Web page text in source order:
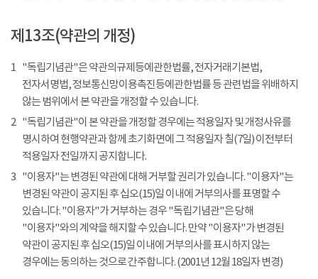
제13조(약관의 개정)
1 "독립기념관"은 약관의규제등에관한법률, 전자거래기본법,
전자서명법, 정보통신망이용촉진등에관한법률 등 관련법을 위배하지
않는 범위에서 본 약관을 개정할 수 있습니다.
2 "독립기념관"이 본 약관을 개정할 경우에는 적용일자 및 개정사유를
명시하여 현행약관과 함께 초기화면에 그 적용일자 칠(7일) 이전부터
적용일자 전일까지 공지합니다.
3 "이용자"는 변경된 약관에 대해 거부할 권리가 있습니다. "이용자"는
변경된 약관이 공지된 후 십오(15)일 이내에 거부의사를 표명할 수
있습니다. "이용자"가 거부하는 경우 "독립기념관"은 당해
"이용자"와의 계약을 해지할 수 있습니다. 만약 "이용자"가 변경된
약관이 공지된 후 십오(15)일 이내에 거부의사를 표시하지 않는
경우에는 동의하는 것으로 간주합니다. (2001년 12월 18일자 변경)